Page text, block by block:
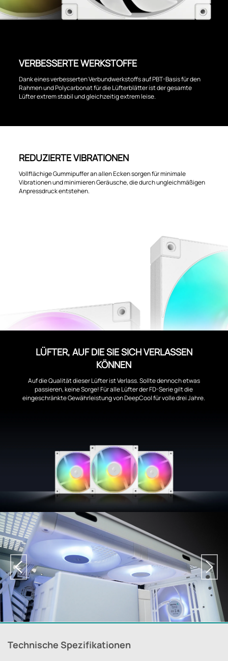
VERBESSERTE WERKSTOFFE
Dank eines verbesserten Verbundwerkstoffs auf PBT-Basis für den
Rahmen und Polycarbonat für die Lüfterblätter ist der gesamte
Lüfter extrem stabil und gleichzeitig extrem leise.
REDUZIERTE VIBRATIONEN
Vollflächige Gummipuffer an allen Ecken sorgen für minimale
Vibrationen und minimieren Geräusche, die durch ungleichmäßigen
Anpressdruck entstehen.
LÜFTER, AUF DIE SIE SICH VERLASSEN
KÖNNEN
Auf die Qualität dieser Lüfter ist Verlass. Sollte dennoch etwas
passieren, keine Sorge! Für alle Lüfter der FD-Serie gilt die
eingeschränkte Gewährleistung von DeepCool für volle drei Jahre.
Technische Spezifikationen